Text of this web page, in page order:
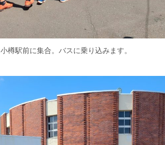
小樽駅前に集合。バスに乗り込みます。